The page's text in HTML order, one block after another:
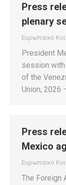
Press
plenary
Ευρωπαϊκό
President
session
of the
Union, 2026
Press
Mexico
Ευρωπαϊκό
The Foreign